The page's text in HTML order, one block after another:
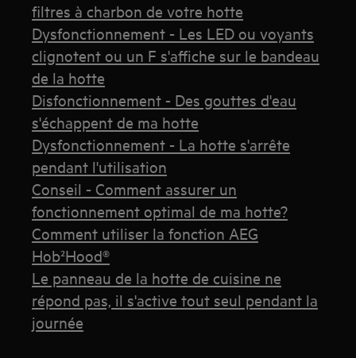
filtres à charbon de votre hotte
Dysfonctionnement - Les LED ou voyants
clignotent ou un F s'affiche sur le bandeau
de la hotte
Disfonctionnement - Des gouttes d'eau
s'échappent de ma hotte
Dysfonctionnement - La hotte s'arrête
pendant l'utilisation
Conseil - Comment assurer un
fonctionnement optimal de ma hotte?
Comment utiliser la fonction AEG
Hob²Hood®
Le panneau de la hotte de cuisine ne
répond pas, il s'active tout seul pendant la
journée